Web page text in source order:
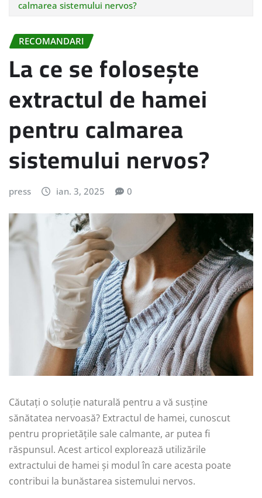
calmarea sistemului nervos?
RECOMANDARI
La ce se folosește
extractul de hamei
pentru calmarea
sistemului nervos?
press ian. 3, 2025 0
Căutați o soluție naturală pentru a vă susține
sănătatea nervoasă? Extractul de hamei, cunoscut
pentru proprietățile sale calmante, ar putea fi
răspunsul. Acest articol explorează utilizările
extractului de hamei și modul în care acesta poate
contribui la bunăstarea sistemului nervos.